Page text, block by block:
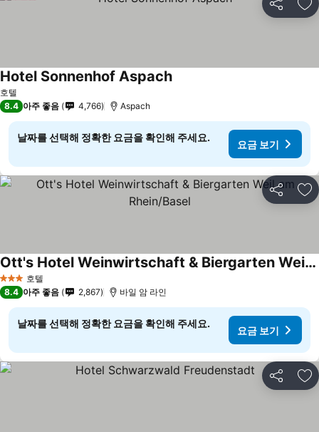
공유 즐
호텔
Hotel Sonnenhof Aspach
8.4 아주 좋음 4,766 Aspach
날짜를 선택해 정확한 요금을 확인해 주세요.
요금 보기
공유 즐
3 성급 호텔
Ott's Hotel Weinwirtschaft & Biergarten Weil am Rhein/Basel
8.4 아주 좋음 2,867 바일 암 라인
날짜를 선택해 정확한 요금을 확인해 주세요.
요금 보기
공유 즐